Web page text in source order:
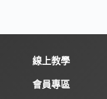
線上教學
會員專區